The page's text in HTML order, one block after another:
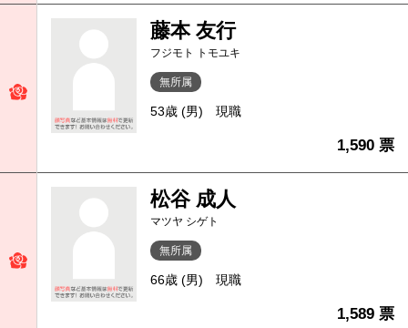
藤本 友行
フジモト トモユキ
無所属
53歳 (男) 現職
1,590 票
松谷 成人
マツヤ シゲト
無所属
66歳 (男) 現職
1,589 票